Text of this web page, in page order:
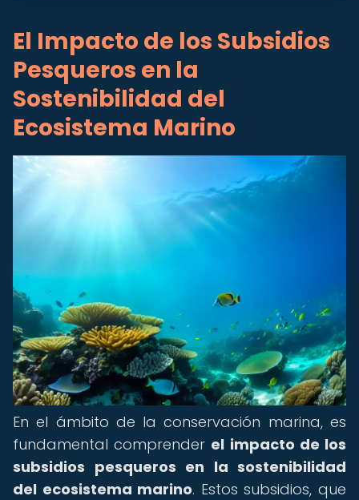
El Impacto de los Subsidios
Pesqueros en la
Sostenibilidad del
Ecosistema Marino
En el ámbito de la conservación marina, es
fundamental comprender el impacto de los
subsidios pesqueros en la sostenibilidad
del ecosistema marino. Estos subsidios, que